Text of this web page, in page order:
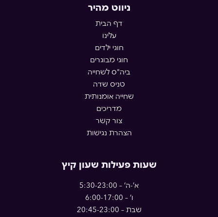
ניווט מהיר
דף הבית
עלינו
חוגי ילדים
חוגי מבוגרים
ביה"ס לשחייה
טניס שדה
שחייה אומנותית
מדריכים
צור קשר
הצהרת נגישות
שעות פעילות שעון קיץ
א’-ה’ – 5:30-23:00
ו’ – 6:00-17:00
שבת – 20:45-23:00